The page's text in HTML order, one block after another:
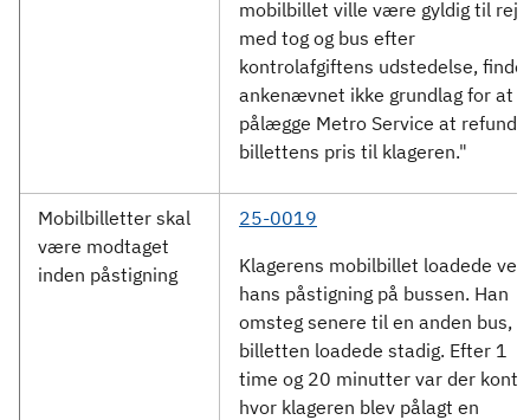
mobilbillet ville være gyldig til
med tog og bus efter
kontrolafgiftens udstedelse,
ankenævnet ikke grundlag for at
pålægge Metro Service at
billettens pris til klageren."
Mobilbilletter skal
være modtaget
inden påstigning
25-0019
Klagerens mobilbillet loadede ved
hans påstigning på bussen. Han
omsteg senere til en anden bus,
billetten loadede stadig. Efter 1
time og 20 minutter var der
hvor klageren blev pålagt en